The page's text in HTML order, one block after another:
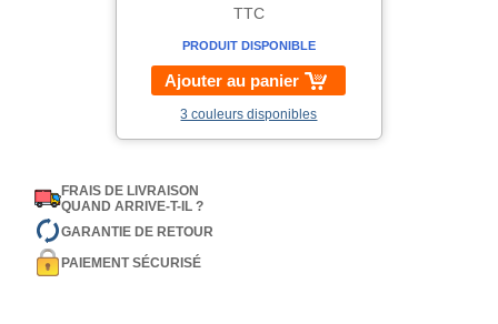
TTC
PRODUIT DISPONIBLE
Ajouter au panier
3 couleurs disponibles
FRAIS DE LIVRAISON
QUAND ARRIVE-T-IL ?
GARANTIE DE RETOUR
PAIEMENT SÉCURISÉ